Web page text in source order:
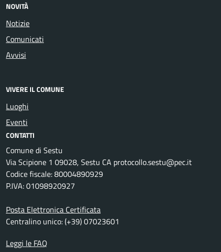
NOVITÀ
Notizie
Comunicati
Avvisi
VIVERE IL COMUNE
Luoghi
Eventi
CONTATTI
Comune di Sestu
Via Scipione 1 09028, Sestu CA protocollo.sestu@pec.it
Codice fiscale: 80004890929
P.IVA: 01098920927
Posta Elettronica Certificata
Centralino unico: (+39) 07023601
Leggi le FAQ